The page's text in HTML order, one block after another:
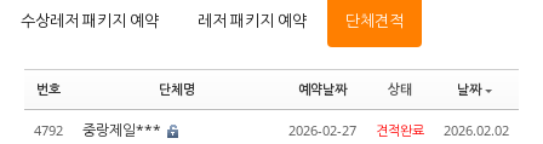
수상레저 패키지 예약 레저 패키지 예약 단체견적
번호 단체명 예약날짜 상태 날짜
4792 중랑제일*** 2026-02-27 견적완료 2026.02.02